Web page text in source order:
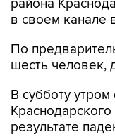
По
В субботу утром
результате
произошло
сообщалось о